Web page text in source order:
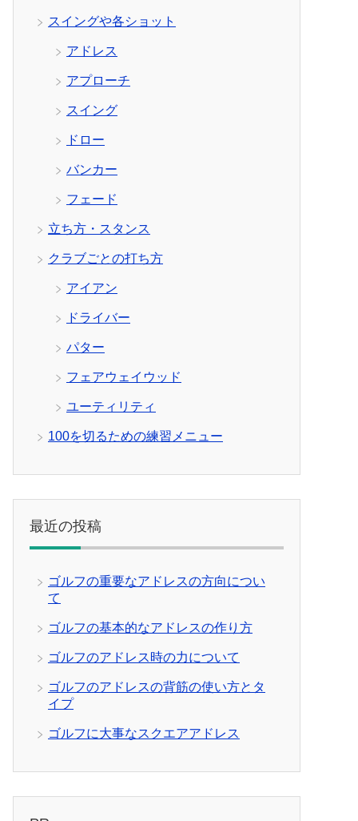
スイングや各ショット
アドレス
アプローチ
スイング
ドロー
バンカー
フェード
立ち方・スタンス
クラブごとの打ち方
アイアン
ドライバー
パター
フェアウェイウッド
ユーティリティ
100を切るための練習メニュー
最近の投稿
ゴルフの重要なアドレスの方向につい
て
ゴルフの基本的なアドレスの作り方
ゴルフのアドレス時の力について
ゴルフのアドレスの背筋の使い方とタ
イプ
ゴルフに大事なスクエアアドレス